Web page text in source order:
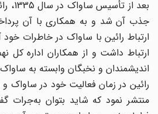
بعد از
جذب آن شد و به همکاری با آن
ارتباط رائین با ساواک در خاطرات خود
ارتباط داشت و از همکاران اداره کل
اندیشمندان و نخبگان وابسته به
رائین در زمان فعالیت خود در ساواک و
منتشر نمود که شاید بتوان به‌جرات